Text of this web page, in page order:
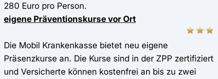
280 Euro pro Person.
eigene Präventionskurse vor Ort
Die Mobil Krankenkasse bietet neu eigene
Präsenzkurse an. Die Kurse sind in der ZPP zertifiziert
und Versicherte können kostenfrei an bis zu zwei